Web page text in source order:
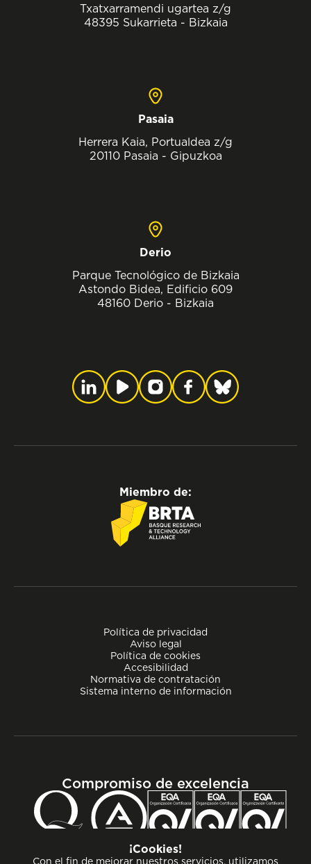
Txatxarramendi ugartea z/g
48395 Sukarrieta - Bizkaia
Pasaia
Herrera Kaia, Portualdea z/g
20110 Pasaia - Gipuzkoa
Derio
Parque Tecnológico de Bizkaia
Astondo Bidea, Edificio 609
48160 Derio - Bizkaia
Política de privacidad
Aviso legal
Política de cookies
Accesibilidad
Normativa de contratación
Sistema interno de información
Miembro de:
Compromiso de excelencia
¡Cookies!
Con el fin de mejorar nuestros servicios, utilizamos